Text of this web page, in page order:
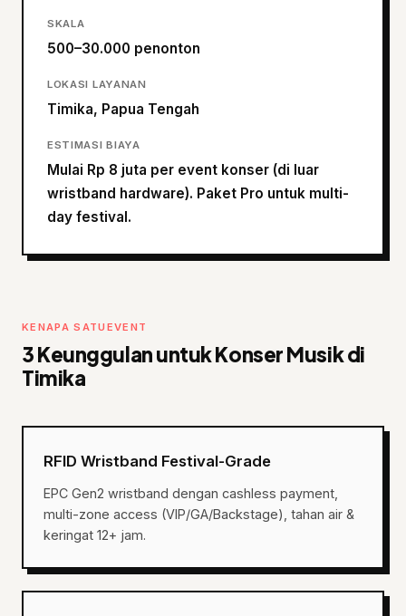
SKALA
500–30.000 penonton
LOKASI LAYANAN
Timika, Papua Tengah
ESTIMASI BIAYA
Mulai Rp 8 juta per event konser (di luar
wristband hardware). Paket Pro untuk multi-
day festival.
KENAPA SATUEVENT
3 Keunggulan untuk Konser Musik di
Timika
RFID Wristband Festival-Grade
EPC Gen2 wristband dengan cashless payment,
multi-zone access (VIP/GA/Backstage), tahan air &
keringat 12+ jam.